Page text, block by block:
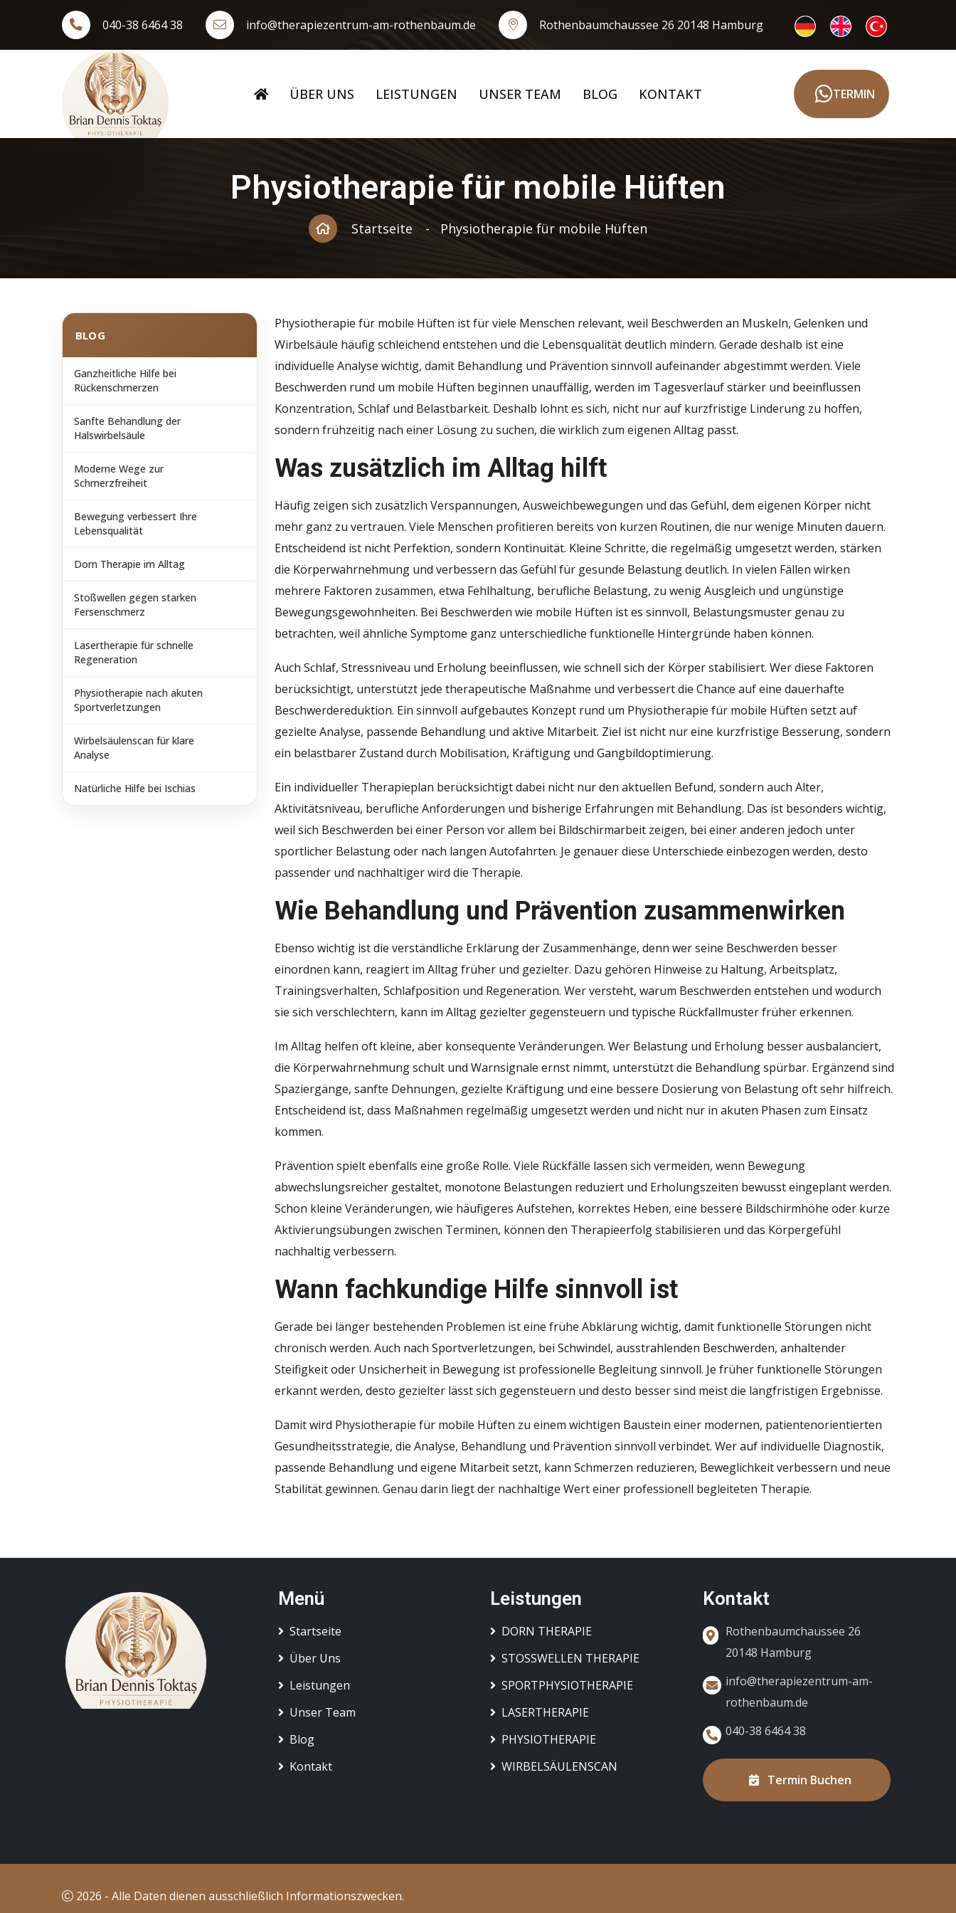
040-38 6464 38 info@therapiezentrum-am-rothenbaum.de Rothenbaumchaussee 26 20148 Hamburg
ÜBER UNS LEISTUNGEN UNSER TEAM BLOG KONTAKT TERMIN
Physiotherapie für mobile Hüften
Startseite Physiotherapie für mobile Hüften
BLOG
Ganzheitliche Hilfe bei
Rückenschmerzen
Sanfte Behandlung der
Halswirbelsäule
Moderne Wege zur
Schmerzfreiheit
Bewegung verbessert Ihre
Lebensqualität
Dorn Therapie im Alltag
Stoßwellen gegen starken
Fersenschmerz
Lasertherapie für schnelle
Regeneration
Physiotherapie nach akuten
Sportverletzungen
Wirbelsäulenscan für klare
Analyse
Natürliche Hilfe bei Ischias
Physiotherapie für mobile Hüften ist für viele Menschen relevant, weil Beschwerden an Muskeln, Gelenken und
Wirbelsäule häufig schleichend entstehen und die Lebensqualität deutlich mindern. Gerade deshalb ist eine
individuelle Analyse wichtig, damit Behandlung und Prävention sinnvoll aufeinander abgestimmt werden. Viele
Beschwerden rund um mobile Hüften beginnen unauffällig, werden im Tagesverlauf stärker und beeinflussen
Konzentration, Schlaf und Belastbarkeit. Deshalb lohnt es sich, nicht nur auf kurzfristige Linderung zu hoffen,
sondern frühzeitig nach einer Lösung zu suchen, die wirklich zum eigenen Alltag passt.
Was zusätzlich im Alltag hilft
Häufig zeigen sich zusätzlich Verspannungen, Ausweichbewegungen und das Gefühl, dem eigenen Körper nicht
mehr ganz zu vertrauen. Viele Menschen profitieren bereits von kurzen Routinen, die nur wenige Minuten dauern.
Entscheidend ist nicht Perfektion, sondern Kontinuität. Kleine Schritte, die regelmäßig umgesetzt werden, stärken
die Körperwahrnehmung und verbessern das Gefühl für gesunde Belastung deutlich. In vielen Fällen wirken
mehrere Faktoren zusammen, etwa Fehlhaltung, berufliche Belastung, zu wenig Ausgleich und ungünstige
Bewegungsgewohnheiten. Bei Beschwerden wie mobile Hüften ist es sinnvoll, Belastungsmuster genau zu
betrachten, weil ähnliche Symptome ganz unterschiedliche funktionelle Hintergründe haben können.
Auch Schlaf, Stressniveau und Erholung beeinflussen, wie schnell sich der Körper stabilisiert. Wer diese Faktoren
berücksichtigt, unterstützt jede therapeutische Maßnahme und verbessert die Chance auf eine dauerhafte
Beschwerdereduktion. Ein sinnvoll aufgebautes Konzept rund um Physiotherapie für mobile Hüften setzt auf
gezielte Analyse, passende Behandlung und aktive Mitarbeit. Ziel ist nicht nur eine kurzfristige Besserung, sondern
ein belastbarer Zustand durch Mobilisation, Kräftigung und Gangbildoptimierung.
Ein individueller Therapieplan berücksichtigt dabei nicht nur den aktuellen Befund, sondern auch Alter,
Aktivitätsniveau, berufliche Anforderungen und bisherige Erfahrungen mit Behandlung. Das ist besonders wichtig,
weil sich Beschwerden bei einer Person vor allem bei Bildschirmarbeit zeigen, bei einer anderen jedoch unter
sportlicher Belastung oder nach langen Autofahrten. Je genauer diese Unterschiede einbezogen werden, desto
passender und nachhaltiger wird die Therapie.
Wie Behandlung und Prävention zusammenwirken
Ebenso wichtig ist die verständliche Erklärung der Zusammenhänge, denn wer seine Beschwerden besser
einordnen kann, reagiert im Alltag früher und gezielter. Dazu gehören Hinweise zu Haltung, Arbeitsplatz,
Trainingsverhalten, Schlafposition und Regeneration. Wer versteht, warum Beschwerden entstehen und wodurch
sie sich verschlechtern, kann im Alltag gezielter gegensteuern und typische Rückfallmuster früher erkennen.
Im Alltag helfen oft kleine, aber konsequente Veränderungen. Wer Belastung und Erholung besser ausbalanciert,
die Körperwahrnehmung schult und Warnsignale ernst nimmt, unterstützt die Behandlung spürbar. Ergänzend sind
Spaziergänge, sanfte Dehnungen, gezielte Kräftigung und eine bessere Dosierung von Belastung oft sehr hilfreich.
Entscheidend ist, dass Maßnahmen regelmäßig umgesetzt werden und nicht nur in akuten Phasen zum Einsatz
kommen.
Prävention spielt ebenfalls eine große Rolle. Viele Rückfälle lassen sich vermeiden, wenn Bewegung
abwechslungsreicher gestaltet, monotone Belastungen reduziert und Erholungszeiten bewusst eingeplant werden.
Schon kleine Veränderungen, wie häufigeres Aufstehen, korrektes Heben, eine bessere Bildschirmhöhe oder kurze
Aktivierungsübungen zwischen Terminen, können den Therapieerfolg stabilisieren und das Körpergefühl
nachhaltig verbessern.
Wann fachkundige Hilfe sinnvoll ist
Gerade bei länger bestehenden Problemen ist eine frühe Abklärung wichtig, damit funktionelle Störungen nicht
chronisch werden. Auch nach Sportverletzungen, bei Schwindel, ausstrahlenden Beschwerden, anhaltender
Steifigkeit oder Unsicherheit in Bewegung ist professionelle Begleitung sinnvoll. Je früher funktionelle Störungen
erkannt werden, desto gezielter lässt sich gegensteuern und desto besser sind meist die langfristigen Ergebnisse.
Damit wird Physiotherapie für mobile Hüften zu einem wichtigen Baustein einer modernen, patientenorientierten
Gesundheitsstrategie, die Analyse, Behandlung und Prävention sinnvoll verbindet. Wer auf individuelle Diagnostik,
passende Behandlung und eigene Mitarbeit setzt, kann Schmerzen reduzieren, Beweglichkeit verbessern und neue
Stabilität gewinnen. Genau darin liegt der nachhaltige Wert einer professionell begleiteten Therapie.
Menü
Startseite
Über Uns
Leistungen
Unser Team
Blog
Kontakt
Leistungen
DORN THERAPIE
STOSSWELLEN THERAPIE
SPORTPHYSIOTHERAPIE
LASERTHERAPIE
PHYSIOTHERAPIE
WIRBELSÄULENSCAN
Kontakt
Rothenbaumchaussee 26
20148 Hamburg
info@therapiezentrum-am-
rothenbaum.de
040-38 6464 38
Termin Buchen
2026 - Alle Daten dienen ausschließlich Informationszwecken.